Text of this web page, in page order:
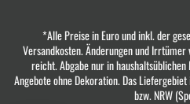
*Alle Preise in Euro und inkl. der
Versandkosten. Änderungen und
reicht. Abgabe nur in
Angebote ohne Dekoration. Das
bzw. NRW